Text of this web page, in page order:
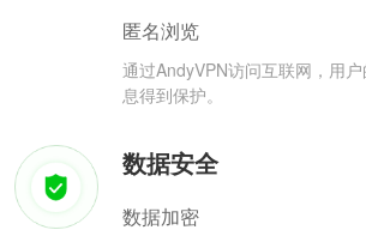
匿名浏览
通过AndyVPN访问互联网，用
息得到保护。
数据安全
数据加密